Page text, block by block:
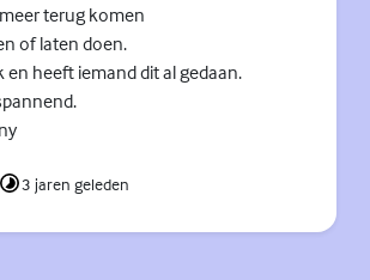
terug komen
of laten doen.
en heeft iemand dit al gedaan.
3 jaren geleden